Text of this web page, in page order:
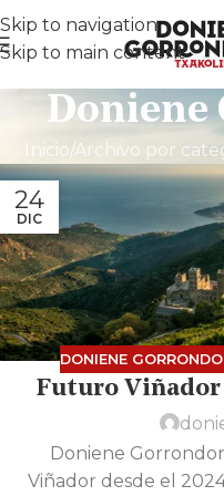
Skip to navigation
Skip to main content
Doniene
Inicio Archivo por
24
DIC
DONIENE
Futuro Viñador
Doniene
Viñador desde el